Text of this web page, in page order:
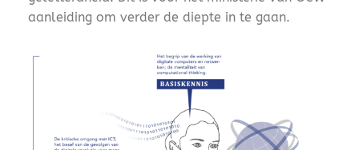
aanleiding om verder de diepte in te gaan.